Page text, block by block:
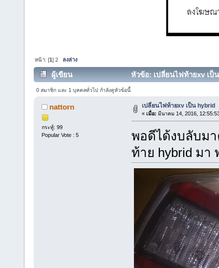
หน้า: [1]2 ลงล่าง
ผู้เขียน หัวข้อ: เปลี่ยนไฟท้ายxv เป็
0 สมาชิก และ 1 บุคคลทั่วไป กำลังดูหัวข้อนี้
nattorn
กระทู้: 99
Popular Vote : 5
เปลี่ยนไฟท้ายxv เป็น hybrid
« เมื่อ: มีนาคม 14, 2016,
พอดีได้งบลับมา
ท้าย hybrid มา